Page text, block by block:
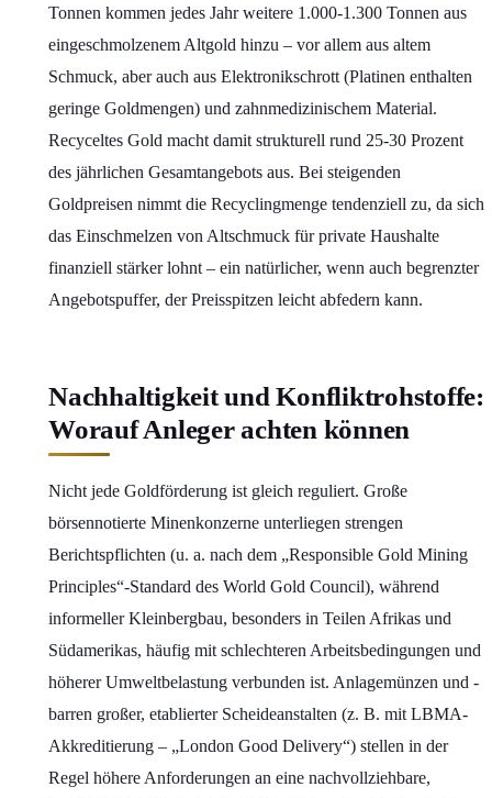
Tonnen kommen jedes Jahr weitere 1.000-1.300 Tonnen aus
eingeschmolzenem Altgold hinzu – vor allem aus altem
Schmuck, aber auch aus Elektronikschrott (Platinen enthalten
geringe Goldmengen) und zahnmedizinischem Material.
Recyceltes Gold macht damit strukturell rund 25-30 Prozent
des jährlichen Gesamtangebots aus. Bei steigenden
Goldpreisen nimmt die Recyclingmenge tendenziell zu, da sich
das Einschmelzen von Altschmuck für private Haushalte
finanziell stärker lohnt – ein natürlicher, wenn auch begrenzter
Angebotspuffer, der Preisspitzen leicht abfedern kann.
Nachhaltigkeit und Konfliktrohstoffe:
Worauf Anleger achten können
Nicht jede Goldförderung ist gleich reguliert. Große
börsennotierte Minenkonzerne unterliegen strengen
Berichtspflichten (u. a. nach dem „Responsible Gold Mining
Principles“-Standard des World Gold Council), während
informeller Kleinbergbau, besonders in Teilen Afrikas und
Südamerikas, häufig mit schlechteren Arbeitsbedingungen und
höherer Umweltbelastung verbunden ist. Anlagemünzen und -
barren großer, etablierter Scheideanstalten (z. B. mit LBMA-
Akkreditierung – „London Good Delivery“) stellen in der
Regel höhere Anforderungen an eine nachvollziehbare,